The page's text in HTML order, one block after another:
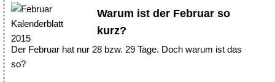
Warum ist der Februar so
kurz?
Der Februar hat nur 28 bzw. 29 Tage. Doch warum ist das
so?